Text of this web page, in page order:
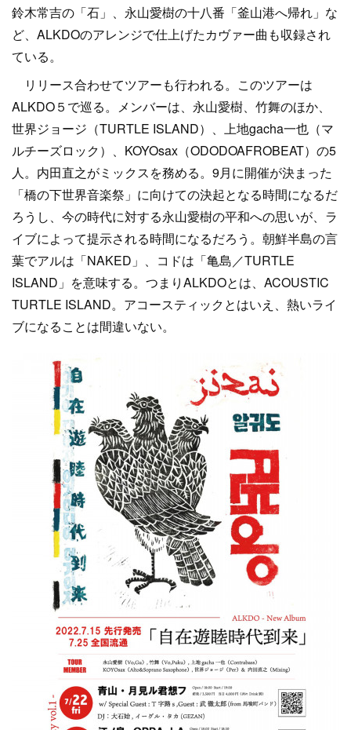
鈴木常吉の「石」、永山愛樹の十八番「釜山港へ帰れ」な
ど、ALKDOのアレンジで仕上げたカヴァー曲も収録され
ている。
リリース合わせてツアーも行われる。このツアーは
ALKDO５で巡る。メンバーは、永山愛樹、竹舞のほか、
世界ジョージ（TURTLE ISLAND）、上地gacha一也（マ
ルチーズロック）、KOYOsax（ODODOAFROBEAT）の5
人。内田直之がミックスを務める。9月に開催が決まった
「橋の下世界音楽祭」に向けての決起となる時間になるだ
ろうし、今の時代に対する永山愛樹の平和への思いが、ラ
イブによって提示される時間になるだろう。朝鮮半島の言
葉でアルは「NAKED」、コドは「亀島／TURTLE
ISLAND」を意味する。つまりALKDOとは、ACOUSTIC
TURTLE ISLAND。アコースティックとはいえ、熱いライ
ブになることは間違いない。